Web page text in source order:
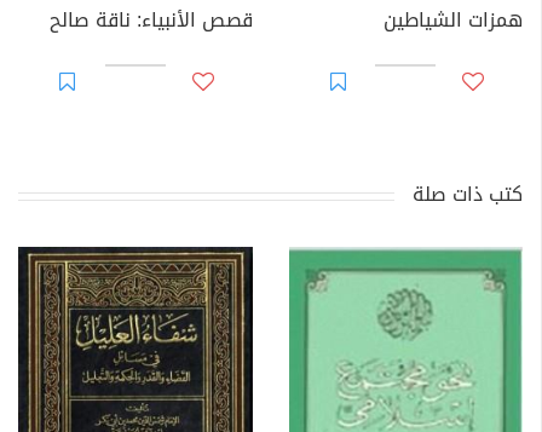
همزات الشياطين قصص الأنبياء: ناقة صالح
كتب ذات صلة